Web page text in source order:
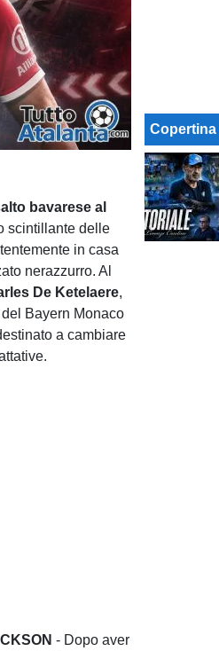
bavarese al
scintillante delle
in casa
nerazzurro. Al
De Ketelaere,
Bayern Monaco
a cambiare
- Dopo aver
Copertina